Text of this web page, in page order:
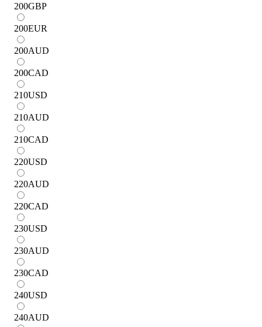
200GBP
200EUR
200AUD
200CAD
210USD
210AUD
210CAD
220USD
220AUD
220CAD
230USD
230AUD
230CAD
240USD
240AUD